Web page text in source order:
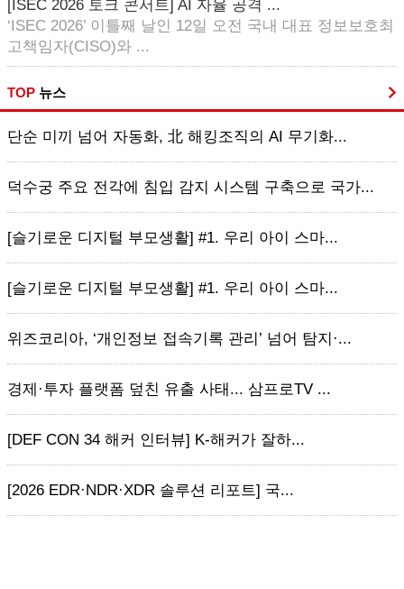
[ISEC 2026 토크 콘서트] AI 자율 공격 ...
‘ISEC 2026’ 이틀째 날인 12일 오전 국내 대표 정보보호최
고책임자(CISO)와 ...
TOP 뉴스
단순 미끼 넘어 자동화, 北 해킹조직의 AI 무기화...
덕수궁 주요 전각에 침입 감지 시스템 구축으로 국가...
[슬기로운 디지털 부모생활] #1. 우리 아이 스마...
[슬기로운 디지털 부모생활] #1. 우리 아이 스마...
위즈코리아, ‘개인정보 접속기록 관리’ 넘어 탐지·...
경제·투자 플랫폼 덮친 유출 사태... 삼프로TV ...
[DEF CON 34 해커 인터뷰] K-해커가 잘하...
[2026 EDR·NDR·XDR 솔루션 리포트] 국...